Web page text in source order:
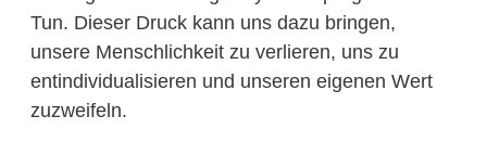
Tun. Dieser Druck kann uns dazu bringen,
unsere Menschlichkeit zu verlieren, uns zu
entindividualisieren und unseren eigenen Wert
zuzweifeln.